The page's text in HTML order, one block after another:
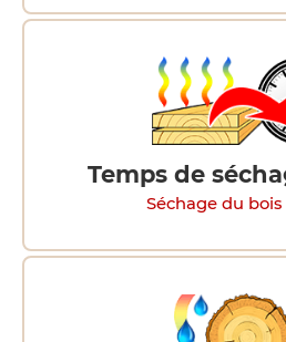
Temps de
Séchage du bois